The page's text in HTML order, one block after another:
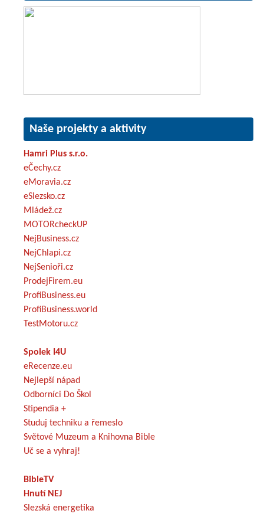
Naše projekty a aktivity
Hamri Plus s.r.o.
eČechy.cz
eMoravia.cz
eSlezsko.cz
Mládež.cz
MOTORcheckUP
NejBusiness.cz
NejChlapi.cz
NejSenioři.cz
ProdejFirem.eu
ProfiBusiness.eu
ProfiBusiness.world
TestMotoru.cz
Spolek I4U
eRecenze.eu
Nejlepší nápad
Odborníci Do Škol
Stipendia +
Studuj techniku a řemeslo
Světové Muzeum a Knihovna Bible
Uč se a vyhraj!
BibleTV
Hnutí NEJ
Slezská energetika